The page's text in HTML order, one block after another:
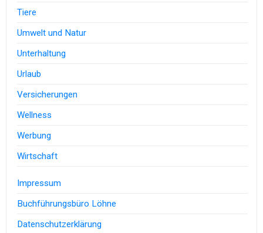
Tiere
Umwelt und Natur
Unterhaltung
Urlaub
Versicherungen
Wellness
Werbung
Wirtschaft
Impressum
Buchführungsbüro Löhne
Datenschutzerklärung